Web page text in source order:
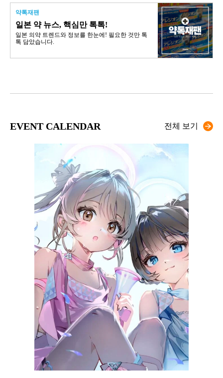
약톡재팬
일본 약 뉴스, 핵심만 톡톡!
일본 의약 트렌드와 정보를 한눈에! 필요한 것만 톡
톡 담았습니다.
EVENT CALENDAR 전체 보기